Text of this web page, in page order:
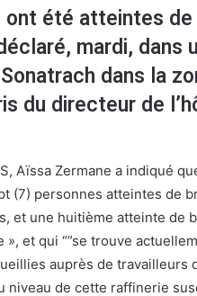
été atteintes de
mardi, dans
dans la
du directeur de
Aïssa Zermane a indiqué
(7) personnes atteintes de
et une huitième atteinte de
», et qui “”se trouve
auprès de travailleurs
niveau de cette raffinerie